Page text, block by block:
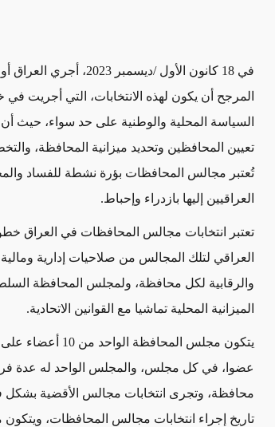
في 18 كانون الأول /
المرجح أن يكون لهذه الانتخابات، التي
السياسة المحلية والوطنية على حد سواء، حيث
تعيين المحافظين وتحديد ميزانية المحافظة،
تُعتبر مجالس المحافظات بؤرة نشطة للفساد
العراقيين إليها بازدراء وإحباط.
تعتبر انتخابات مجالس المحافظات في العراق
العراقي لتلك المجالس من صلاحيات إدارية ومالية
والرقابية لكل محافظة، ولمجلس المحافظة
الميزانية المحلية تماشيا مع القوانين الاتحادية.
عضوا، في كل مجلس، والمجلس الواحد له عدة